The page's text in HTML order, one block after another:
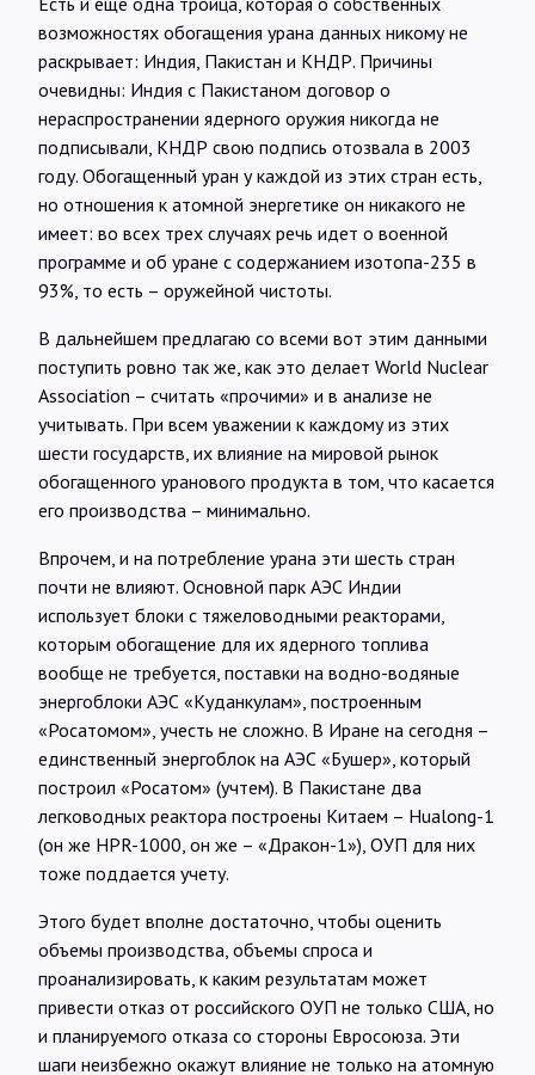
возможностях обогащения урана данных никому не
раскрывает: Индия, Пакистан и КНДР. Причины
очевидны: Индия с Пакистаном договор о
нераспространении ядерного оружия никогда не
подписывали, КНДР свою подпись отозвала в 2003
году. Обогащенный уран у каждой из этих стран есть,
но отношения к атомной энергетике он никакого не
имеет: во всех трех случаях речь идет о военной
программе и об уране с содержанием изотопа-235 в
93%, то есть – оружейной чистоты.
В дальнейшем предлагаю со всеми вот этим данными
поступить ровно так же, как это делает World Nuclear
Association – считать «прочими» и в анализе не
учитывать. При всем уважении к каждому из этих
шести государств, их влияние на мировой рынок
обогащенного уранового продукта в том, что касается
его производства – минимально.
Впрочем, и на потребление урана эти шесть стран
почти не влияют. Основной парк АЭС Индии
использует блоки с тяжеловодными реакторами,
которым обогащение для их ядерного топлива
вообще не требуется, поставки на водно-водяные
энергоблоки АЭС «Куданкулам», построенным
«Росатомом», учесть не сложно. В Иране на сегодня –
единственный энергоблок на АЭС «Бушер», который
построил «Росатом» (учтем). В Пакистане два
легководных реактора построены Китаем – Hualong-1
(он же HPR-1000, он же – «Дракон-1»), ОУП для них
тоже поддается учету.
Этого будет вполне достаточно, чтобы оценить
объемы производства, объемы спроса и
проанализировать, к каким результатам может
привести отказ от российского ОУП не только США, но
и планируемого отказа со стороны Евросоюза. Эти
шаги неизбежно окажут влияние не только на атомную